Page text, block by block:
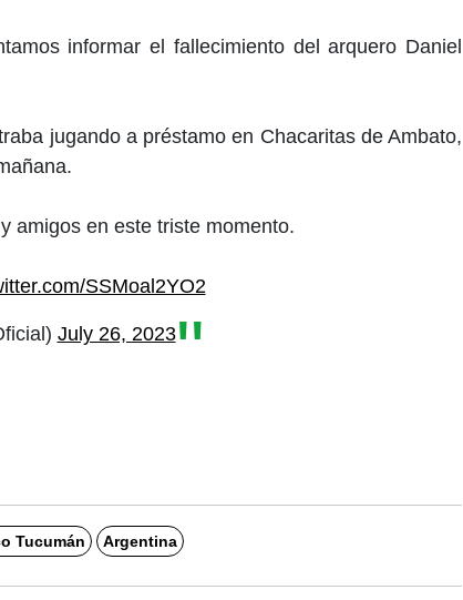
informar el fallecimiento del arquero Daniel
jugando a préstamo en Chacaritas de Ambato,
amigos en este triste momento.
SSMoal2YO2
July 26, 2023
Tucumán Argentina